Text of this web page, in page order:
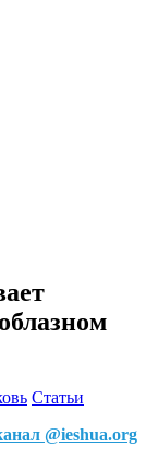
Статьи
@ieshua.org